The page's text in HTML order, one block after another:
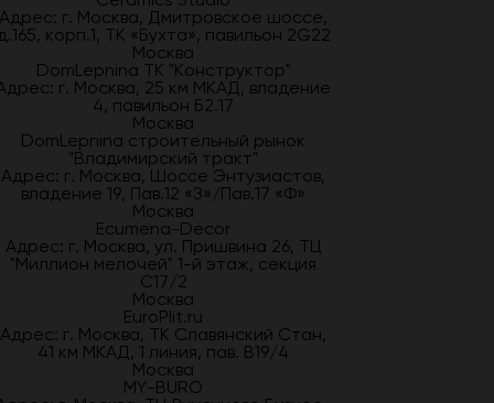
Адрес: г. Москва, Дмитровское шоссе,
корп.1, ТК «Бухта», павильон 2G22
Москва
DomLepnina ТК "Конструктор"
г. Москва, 25 км МКАД, владение
4, павильон Б2.17
Москва
DomLepnina строительный рынок
"Владимирский тракт"
Адрес: г. Москва, Шоссе Энтузиастов,
владение 19, Пав.12 «З»/Пав.17 «Ф»
Москва
Ecumena-Decor
Адрес: г. Москва, ул. Пришвина 26, ТЦ
"Миллион мелочей" 1-й этаж, секция
С17/2
Москва
EuroPlit.ru
Адрес: г. Москва, ТК Славянский Стан,
41 км МКАД, 1 линия, пав. В19/4
Москва
MY-BURO